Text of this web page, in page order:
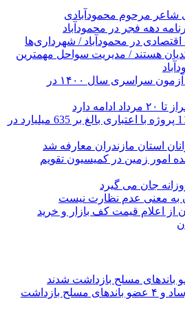
شاعر مرحوم محمودآبادی
اقتصادی در محمودآباد / شهرداری‌ها
هستند / مدیریت سواحل مهمترین
رقابت ۹۶۹ دواطلب آزمون سراسری سال ۱۴۰۰ در
دارد
افتتاح و کلنگ زنی 118 پروژه با اعتباری بالغ بر 635 میلیارد در
استان مازندران معارفه شد
30 پرونده امور زمین در کمیسیون تقویم
جان می گیرد
به معنی عدم نظارت نیست
از اعلام قیمت کف بازار و خرید
۲۱ عامل موساد و ۴ عضو باند‌های مسلح بازداشت